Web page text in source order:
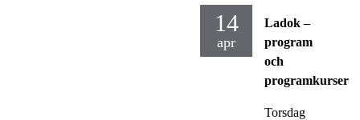
14
apr
Ladok –
program
och
programkurser
Torsdag